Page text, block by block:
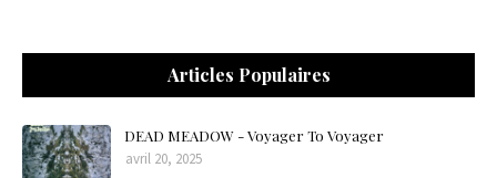
Articles Populaires
DEAD MEADOW - Voyager To Voyager
avril 20, 2025